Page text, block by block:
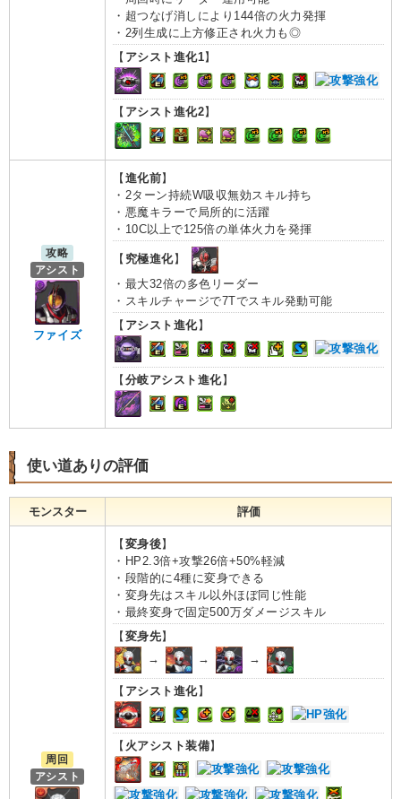
・超つなげ消しにより144倍の火力発揮
・2列生成に上方修正され火力も◎
【 アシスト進化1】
【 アシスト進化2】
攻略
アシスト
ファイズ
【 進化前】
・2ターン持続W吸収無効スキル持ち
・悪魔キラーで局所的に活躍
・10C以上で125倍の単体火力を発揮
【 究極進化】
・最大32倍の多色リーダー
・スキルチャージで7Tでスキル発動可能
【 アシスト進化】
【 分岐アシスト進化】
使い道ありの評価
モンスター 評価
周回
アシスト
【 変身後】
・HP2.3倍+攻撃26倍+50%軽減
・段階的に4種に変身できる
・変身先はスキル以外ほぼ同じ性能
・最終変身で固定500万ダメージスキル
【 変身先】
→
→ →
【 アシスト進化】
【 火アシスト装備】